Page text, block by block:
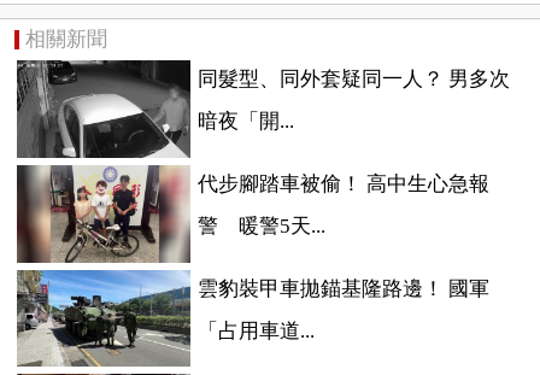
相關新聞
同髮型、同外套疑同一人？ 男多次
暗夜「開...
代步腳踏車被偷！ 高中生心急報
警 暖警5天...
雲豹裝甲車拋錨基隆路邊！ 國軍
「占用車道...